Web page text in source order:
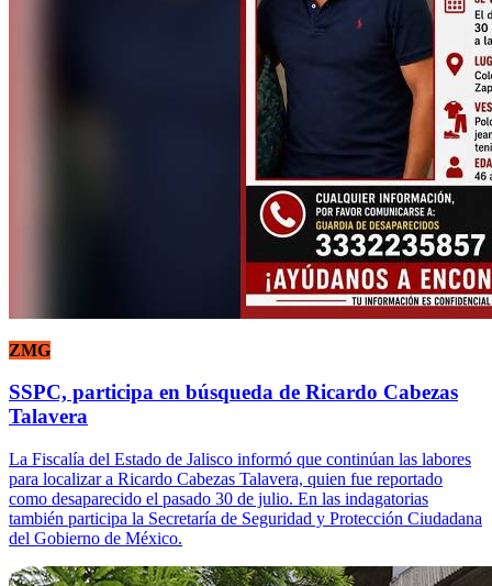
ZMG
SSPC, participa en búsqueda de Ricardo Cabezas
Talavera
La Fiscalía del Estado de Jalisco informó que continúan las labores
para localizar a Ricardo Cabezas Talavera, quien fue reportado
como desaparecido el pasado 30 de julio. En las indagatorias
también participa la Secretaría de Seguridad y Protección Ciudadana
del Gobierno de México.